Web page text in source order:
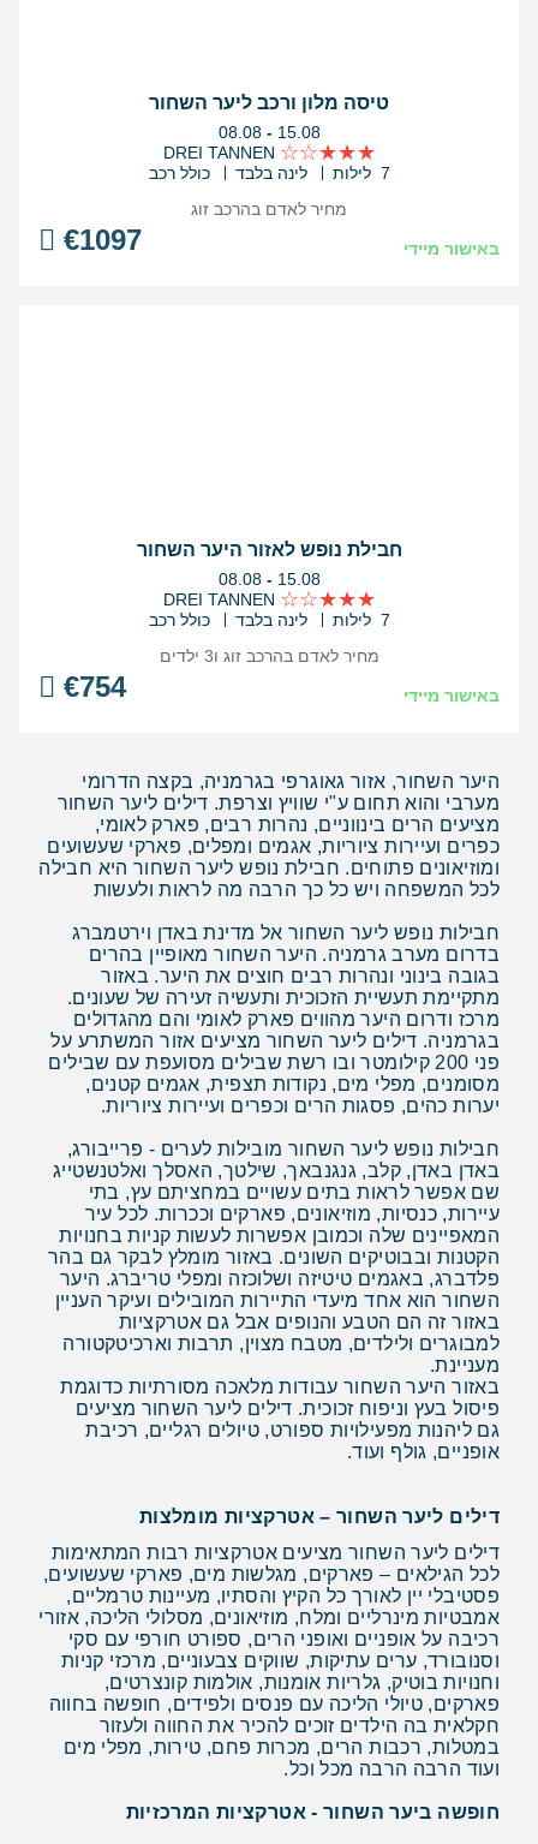
טיסה מלון ורכב ליער השחור
בין
התאריכים,
08.08 - 15.08
DREI TANNEN
7 לילות
לינה בלבד כולל רכב
באישור מיידי €1097
מחיר לאדם בהרכב זוג
חבילת נופש לאזור היער השחור
בין
התאריכים,
08.08 - 15.08
DREI TANNEN
7 לילות
לינה בלבד כולל רכב
באישור מיידי €754
מחיר לאדם בהרכבזוג ו3 ילדים
היער השחור, אזור גאוגרפי בגרמניה, בקצה הדרומי
מערבי והוא תחום ע"י שוויץ וצרפת. דילים ליער השחור
מציעים הרים בינווניים, נהרות רבים, פארק לאומי,
כפרים ועיירות ציוריות, אגמים ומפלים, פארקי שעשועים
ומוזיאונים פתוחים. חבילת נופש ליער השחור היא חבילה
לכל המשפחה ויש כל כך הרבה מה לראות ולעשות
חבילות נופש ליער השחור אל מדינת באדן וירטמברג
בדרום מערב גרמניה. היער השחור מאופיין בהרים
בגובה בינוני ונהרות רבים חוצים את היער. באזור
מתקיימת תעשיית הזכוכית ותעשיה זעירה של שעונים.
מרכז ודרום היער מהווים פארק לאומי והם מהגדולים
בגרמניה. דילים ליער השחור מציעים אזור המשתרע על
פני 200 קילומטר ובו רשת שבילים מסועפת עם שבילים
מסומנים, מפלי מים, נקודות תצפית, אגמים קטנים,
יערות כהים, פסגות הרים וכפרים ועיירות ציוריות.
חבילות נופש ליער השחור מובילות לערים - פרייבורג,
באדן באדן, קלב, גנגנבאך, שילטך, האסלך ואלטנשטייג
שם אפשר לראות בתים עשויים במחציתם עץ, בתי
עיירות, כנסיות, מוזיאונים, פארקים וככרות. לכל עיר
המאפיינים שלה וכמובן אפשרות לעשות קניות בחנויות
הקטנות ובבוטיקים השונים. באזור מומלץ לבקר גם בהר
פלדברג, באגמים טיטיזה ושלוכזה ומפלי טריברג. היער
השחור הוא אחד מיעדי התיירות המובילים ועיקר העניין
באזור זה הם הטבע והנופים אבל גם אטרקציות
למבוגרים ולילדים, מטבח מצוין, תרבות וארכיטקטורה
מעניינת.
באזור היער השחור עבודות מלאכה מסורתיות כדוגמת
פיסול בעץ וניפוח זכוכית. דילים ליער השחור מציעים
גם ליהנות מפעילויות ספורט, טיולים רגליים, רכיבת
אופניים, גולף ועוד.
דילים ליער השחור – אטרקציות מומלצות
דילים ליער השחור מציעים אטרקציות רבות המתאימות
לכל הגילאים – פארקים, מגלשות מים, פארקי שעשועים,
פסטיבלי יין לאורך כל הקיץ והסתיו, מעיינות טרמליים,
אמבטיות מינרליים ומלח, מוזיאונים, מסלולי הליכה, אזורי
רכיבה על אופניים ואופני הרים, ספורט חורפי עם סקי
וסנובורד, ערים עתיקות, שווקים צבעוניים, מרכזי קניות
וחנויות בוטיק, גלריות אומנות, אולמות קונצרטים,
פארקים, טיולי הליכה עם פנסים ולפידים, חופשה בחווה
חקלאית בה הילדים זוכים להכיר את החווה ולעזור
במטלות, רכבות הרים, מכרות פחם, טירות, מפלי מים
ועוד הרבה הרבה מכל וכל.
חופשה ביער השחור - אטרקציות המרכזיות